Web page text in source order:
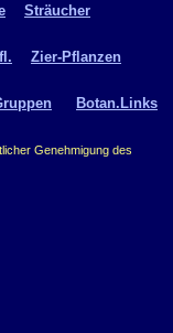
Sträucher
Zier-Pflanzen
Botan.Links
Genehmigung des